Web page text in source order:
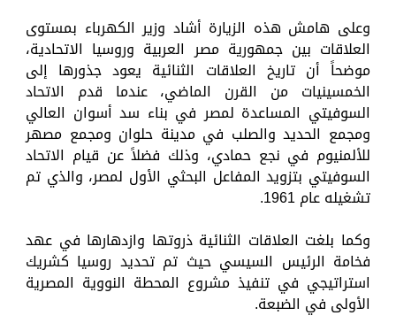
وعلى هامش هذه الزيارة أشاد وزير الكهرباء بمستوى
العلاقات بين جمهورية مصر العربية وروسيا الاتحادية،
موضحاً أن تاريخ العلاقات الثنائية يعود جذورها إلى
الخمسينيات من القرن الماضي، عندما قدم الاتحاد
السوفيتي المساعدة لمصر في بناء سد أسوان العالي
ومجمع الحديد والصلب في مدينة حلوان ومجمع مصهر
للألمنيوم في نجع حمادي، وذلك فضلاً عن قيام الاتحاد
السوفيتي بتزويد المفاعل البحثي الأول لمصر، والذي تم
تشغيله عام 1961.
وكما بلغت العلاقات الثنائية ذروتها وازدهارها في عهد
فخامة الرئيس السيسي حيث تم تحديد روسيا كشريك
استراتيجي في تنفيذ مشروع المحطة النووية المصرية
الأولى في الضبعة.